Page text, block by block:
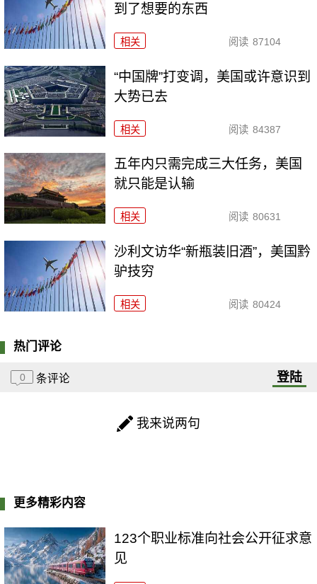
到了想要的东西
相关 阅读 87104
“中国牌”打变调，美国或许意识到
大势已去
相关 阅读 84387
五年内只需完成三大任务，美国
就只能是认输
相关 阅读 80631
沙利文访华“新瓶装旧酒”，美国黔
驴技穷
相关 阅读 80424
热门评论
0 条评论 登陆
我来说两句
更多精彩内容
123个职业标准向社会公开征求意
见